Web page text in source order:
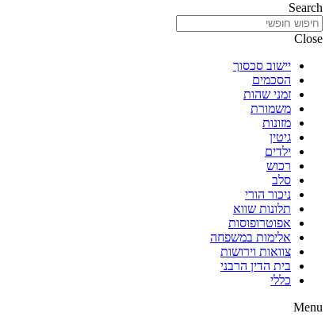
Search
Close
יישוב סכסוך
הסכמים
זמני שהות
משמורת
מזונות
גיטין
ילדים
רכוש
סלב
ניכור הורי
תלונות שווא
אפוטרופוסות
אלימות במשפחה
צוואות וירושות
בית הדין הרבני
כללי
Menu